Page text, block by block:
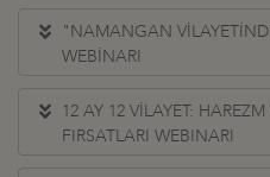
"NAMANGAN
WEBİNARI
12 AY 12 VİLAYET:
FIRSATLARI WEBINARI